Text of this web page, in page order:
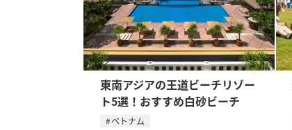
東南アジアの王道ビーチリゾー
ト5選！おすすめ白砂ビーチ
ベトナム